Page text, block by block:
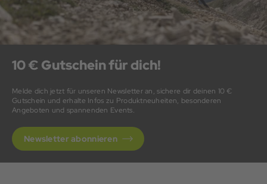
10 € Gutschein für dich!
Melde dich jetzt für unseren Newsletter an, sichere dir deinen 10 €
Gutschein und erhalte Infos zu Produktneuheiten, besonderen
Angeboten und spannenden Events.
Newsletter abonnieren